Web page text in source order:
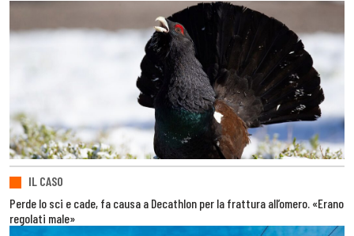
IL CASO
Perde lo sci e cade, fa causa a Decathlon per la frattura all’omero. «Erano
regolati male»